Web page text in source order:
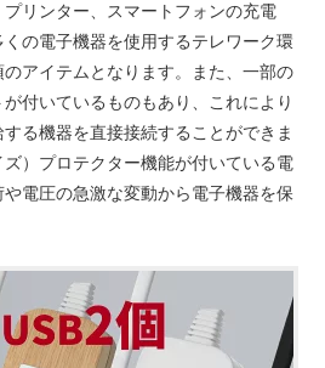
リンター、スマートフォンの充電
の電子機器を使用するテレワーク環
アイテムとなります。また、一部の
付いているものもあり、これにより
る機器を直接接続することができま
）プロテクター機能が付いている電
電圧の急激な変動から電子機器を保